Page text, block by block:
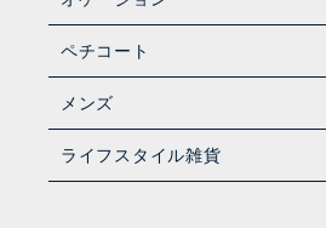
ペチコート
メンズ
ライフスタイル雑貨